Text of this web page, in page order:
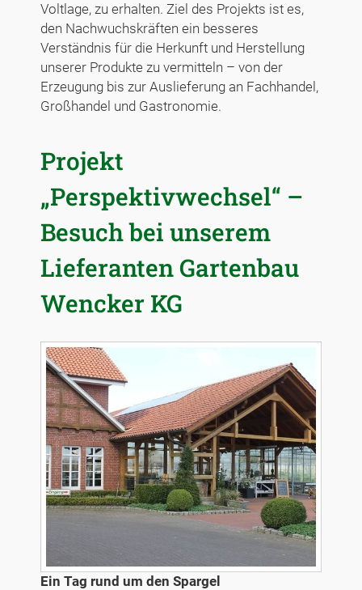
Voltlage, zu erhalten. Ziel des Projekts ist es,
den Nachwuchskräften ein besseres
Verständnis für die Herkunft und Herstellung
unserer Produkte zu vermitteln – von der
Erzeugung bis zur Auslieferung an Fachhandel,
Großhandel und Gastronomie.
Projekt
„Perspektivwechsel“ –
Besuch bei unserem
Lieferanten Gartenbau
Wencker KG
Ein Tag rund um den Spargel